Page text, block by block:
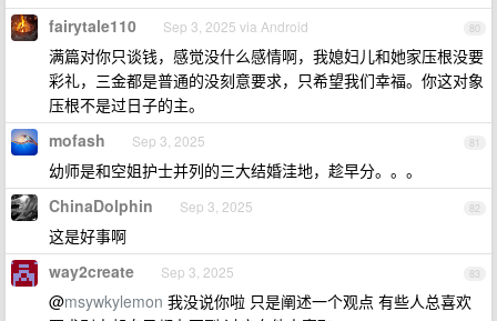
80
fairytale110 Sep 3, 2025 via Android
满篇对你只谈钱，感觉没什么感情啊，我媳妇儿和她家压根没要
彩礼，三金都是普通的没刻意要求，只希望我们幸福。你这对象
压根不是过日子的主。
81
mofash Sep 3, 2025
幼师是和空姐护士并列的三大结婚洼地，趁早分。。。
82
ChinaDolphin Sep 3, 2025
这是好事啊
83
way2create Sep 3, 2025
@msywkylemon 我没说你啦 只是阐述一个观点 有些人总喜欢